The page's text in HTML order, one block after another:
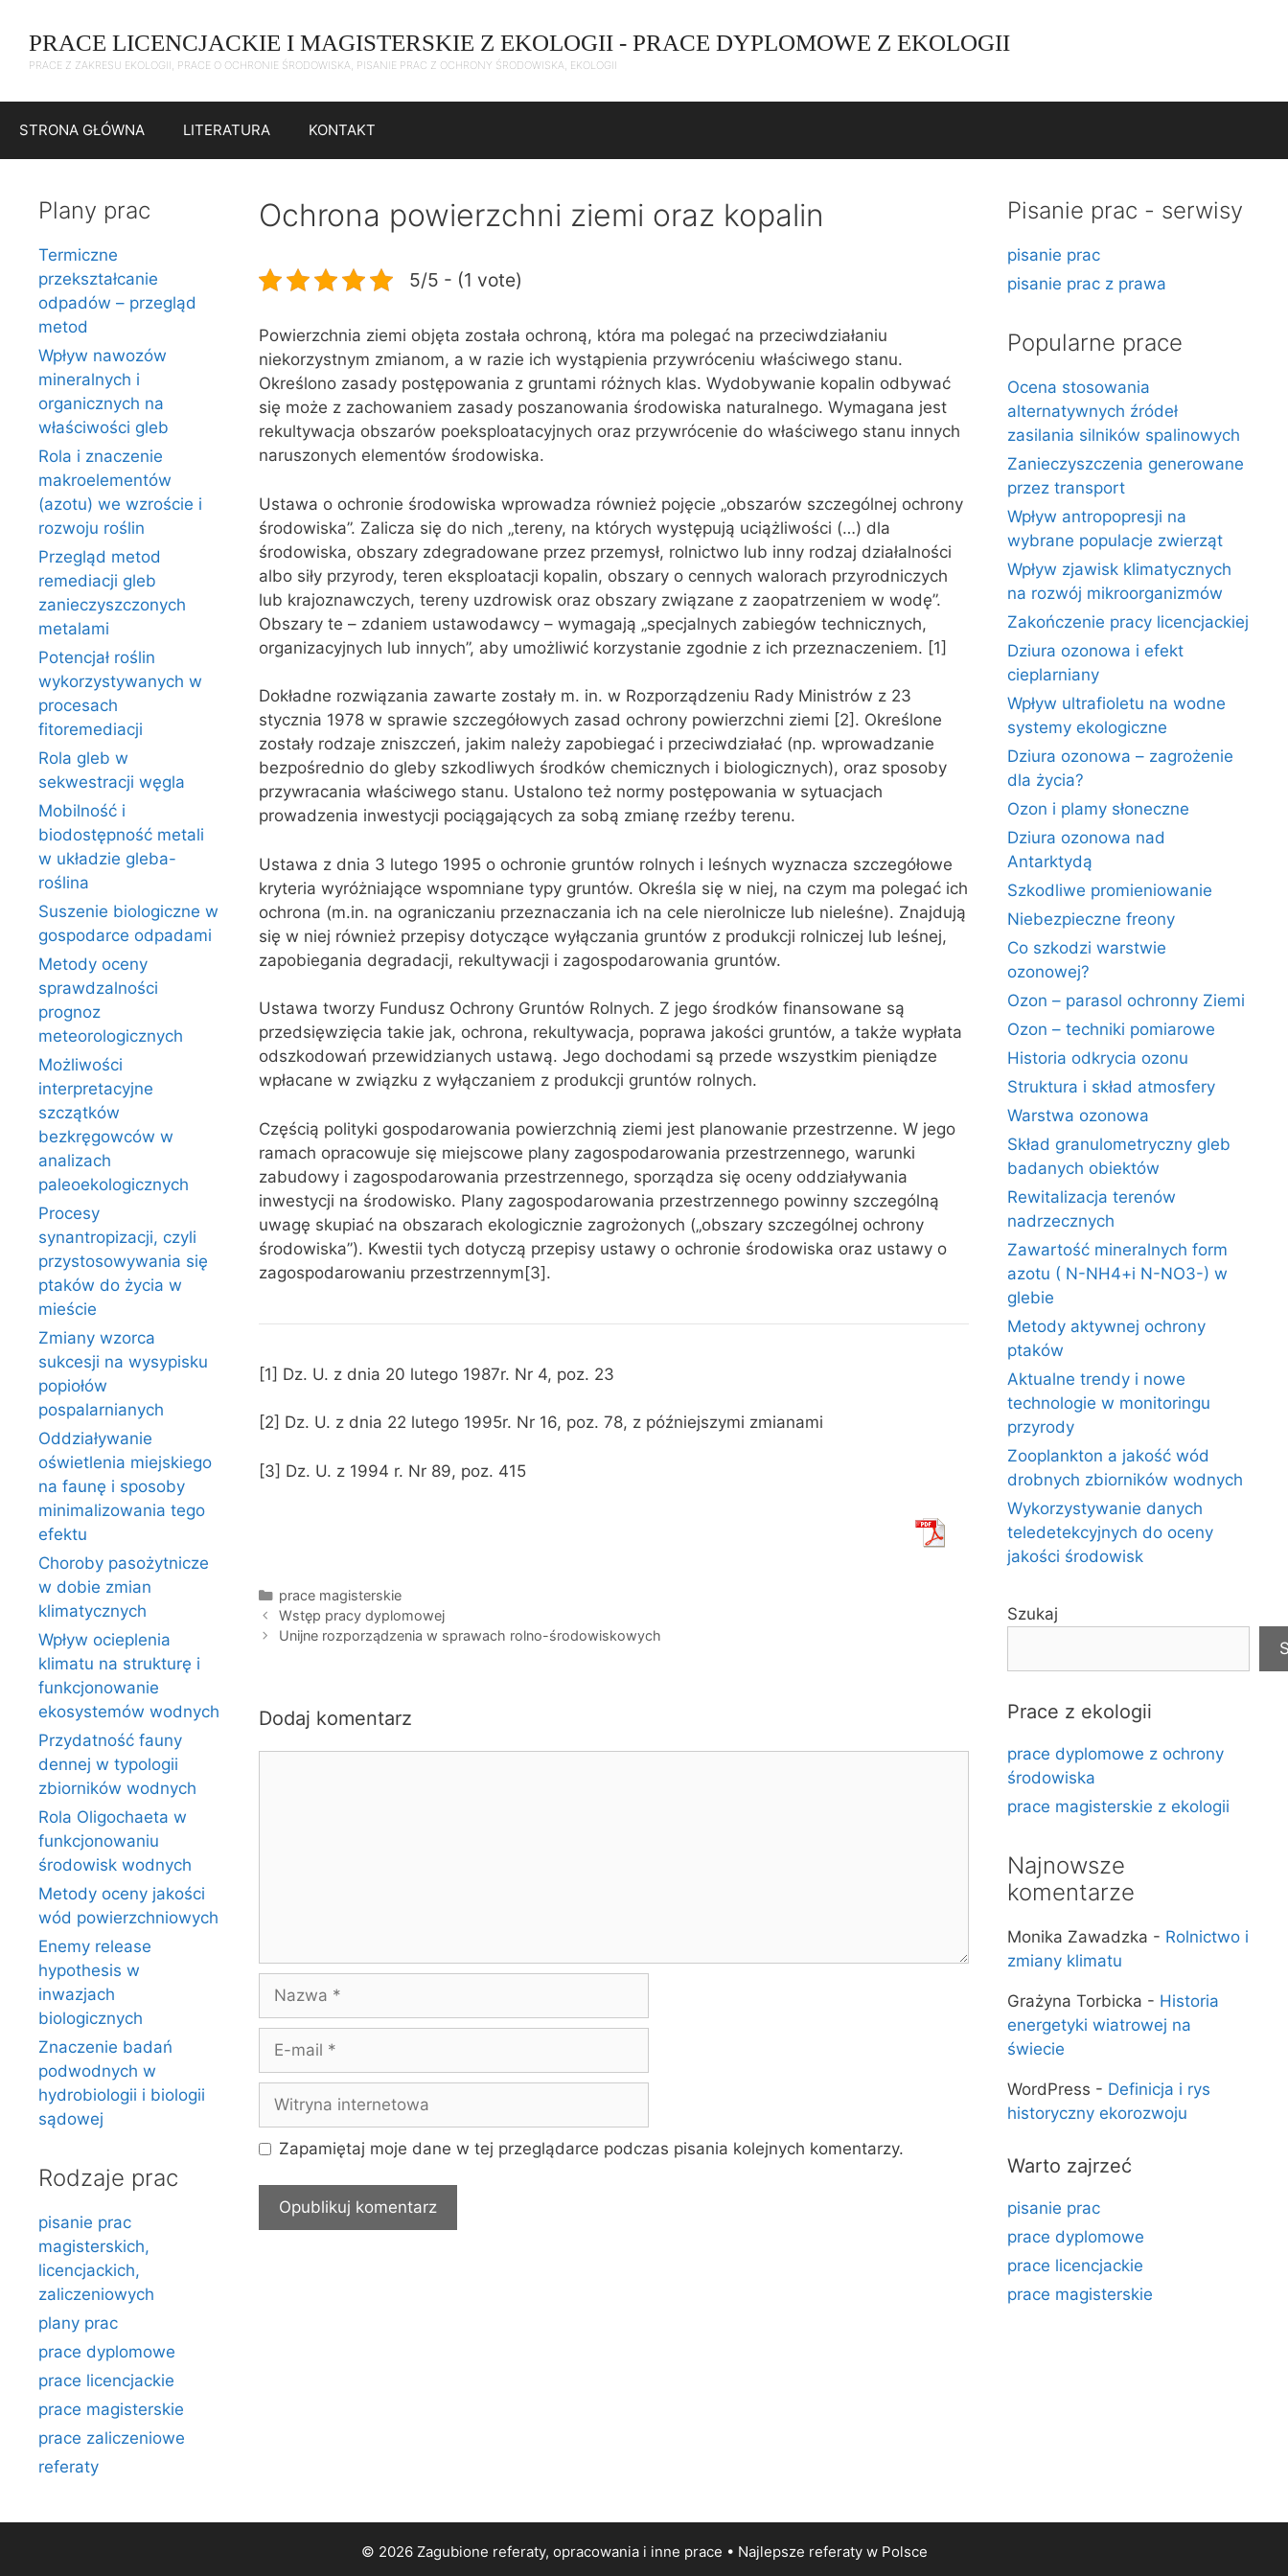
treści
PRACE LICENCJACKIE I MAGISTERSKIE Z EKOLOGII - PRACE DYPLOMOWE Z EKOLOGII
PRACE Z ZAKRESU EKOLOGII, PRACE O OCHRONIE ŚRODOWISKA, PISANIE PRAC Z OCHRONY ŚRODOWISKA, EKOLOGII
STRONA GŁÓWNA LITERATURA KONTAKT
Ochrona powierzchni ziemi oraz kopalin
5/5 - (1 vote)
Powierzchnia ziemi objęta została ochroną, która ma polegać na przeciwdziałaniu
niekorzystnym zmianom, a w razie ich wystąpienia przywróceniu właściwego stanu.
Określono zasady postępowania z gruntami różnych klas. Wydobywanie kopalin odbywać
się może z zachowaniem zasady poszanowania środowiska naturalnego. Wymagana jest
rekultywacja obszarów poeksploatacyjnych oraz przywrócenie do właściwego stanu innych
naruszonych elementów środowiska.
Ustawa o ochronie środowiska wprowadza również pojęcie „obszarów szczególnej ochrony
środowiska”. Zalicza się do nich „tereny, na których występują uciążliwości (…) dla
środowiska, obszary zdegradowane przez przemysł, rolnictwo lub inny rodzaj działalności
albo siły przyrody, teren eksploatacji kopalin, obszary o cennych walorach przyrodniczych
lub krajoznawczych, tereny uzdrowisk oraz obszary związane z zaopatrzeniem w wodę”.
Obszary te – zdaniem ustawodawcy – wymagają „specjalnych zabiegów technicznych,
organizacyjnych lub innych”, aby umożliwić korzystanie zgodnie z ich przeznaczeniem. [1]
Dokładne rozwiązania zawarte zostały m. in. w Rozporządzeniu Rady Ministrów z 23
stycznia 1978 w sprawie szczegółowych zasad ochrony powierzchni ziemi [2]. Określone
zostały rodzaje zniszczeń, jakim należy zapobiegać i przeciwdziałać (np. wprowadzanie
bezpośrednio do gleby szkodliwych środków chemicznych i biologicznych), oraz sposoby
przywracania właściwego stanu. Ustalono też normy postępowania w sytuacjach
prowadzenia inwestycji pociągających za sobą zmianę rzeźby terenu.
Ustawa z dnia 3 lutego 1995 o ochronie gruntów rolnych i leśnych wyznacza szczegółowe
kryteria wyróżniające wspomniane typy gruntów. Określa się w niej, na czym ma polegać ich
ochrona (m.in. na ograniczaniu przeznaczania ich na cele nierolnicze lub nieleśne). Znajdują
się w niej również przepisy dotyczące wyłączania gruntów z produkcji rolniczej lub leśnej,
zapobiegania degradacji, rekultywacji i zagospodarowania gruntów.
Ustawa tworzy Fundusz Ochrony Gruntów Rolnych. Z jego środków finansowane są
przedsięwzięcia takie jak, ochrona, rekultywacja, poprawa jakości gruntów, a także wypłata
odszkodowań przewidzianych ustawą. Jego dochodami są przede wszystkim pieniądze
wpłacane w związku z wyłączaniem z produkcji gruntów rolnych.
Częścią polityki gospodarowania powierzchnią ziemi jest planowanie przestrzenne. W jego
ramach opracowuje się miejscowe plany zagospodarowania przestrzennego, warunki
zabudowy i zagospodarowania przestrzennego, sporządza się oceny oddziaływania
inwestycji na środowisko. Plany zagospodarowania przestrzennego powinny szczególną
uwagę skupiać na obszarach ekologicznie zagrożonych („obszary szczególnej ochrony
środowiska”). Kwestii tych dotyczą przepisy ustawy o ochronie środowiska oraz ustawy o
zagospodarowaniu przestrzennym[3].
[1] Dz. U. z dnia 20 lutego 1987r. Nr 4, poz. 23
[2] Dz. U. z dnia 22 lutego 1995r. Nr 16, poz. 78, z późniejszymi zmianami
[3] Dz. U. z 1994 r. Nr 89, poz. 415
Kategorie
prace magisterskie
Wstęp pracy dyplomowej
Unijne rozporządzenia w sprawach rolno-środowiskowych
Dodaj komentarz
mail
internetowa
Zapamiętaj moje dane w tej przeglądarce podczas pisania kolejnych komentarzy.
Plany prac
Termiczne
przekształcanie
odpadów – przegląd
metod
Wpływ nawozów
mineralnych i
organicznych na
właściwości gleb
Rola i znaczenie
makroelementów
(azotu) we wzroście i
rozwoju roślin
Przegląd metod
remediacji gleb
zanieczyszczonych
metalami
Potencjał roślin
wykorzystywanych w
procesach
fitoremediacji
Rola gleb w
sekwestracji węgla
Mobilność i
biodostępność metali
w układzie gleba-
roślina
Suszenie biologiczne w
gospodarce odpadami
Metody oceny
sprawdzalności
prognoz
meteorologicznych
Możliwości
interpretacyjne
szczątków
bezkręgowców w
analizach
paleoekologicznych
Procesy
synantropizacji, czyli
przystosowywania się
ptaków do życia w
mieście
Zmiany wzorca
sukcesji na wysypisku
popiołów
pospalarnianych
Oddziaływanie
oświetlenia miejskiego
na faunę i sposoby
minimalizowania tego
efektu
Choroby pasożytnicze
w dobie zmian
klimatycznych
Wpływ ocieplenia
klimatu na strukturę i
funkcjonowanie
ekosystemów wodnych
Przydatność fauny
dennej w typologii
zbiorników wodnych
Rola Oligochaeta w
funkcjonowaniu
środowisk wodnych
Metody oceny jakości
wód powierzchniowych
Enemy release
hypothesis w
inwazjach
biologicznych
Znaczenie badań
podwodnych w
hydrobiologii i biologii
sądowej
Rodzaje prac
pisanie prac
magisterskich,
licencjackich,
zaliczeniowych
plany prac
prace dyplomowe
prace licencjackie
prace magisterskie
prace zaliczeniowe
referaty
Pisanie prac - serwisy
pisanie prac
pisanie prac z prawa
Popularne prace
Ocena stosowania
alternatywnych źródeł
zasilania silników spalinowych
Zanieczyszczenia generowane
przez transport
Wpływ antropopresji na
wybrane populacje zwierząt
Wpływ zjawisk klimatycznych
na rozwój mikroorganizmów
Zakończenie pracy licencjackiej
Dziura ozonowa i efekt
cieplarniany
Wpływ ultrafioletu na wodne
systemy ekologiczne
Dziura ozonowa – zagrożenie
dla życia?
Ozon i plamy słoneczne
Dziura ozonowa nad
Antarktydą
Szkodliwe promieniowanie
Niebezpieczne freony
Co szkodzi warstwie
ozonowej?
Ozon – parasol ochronny Ziemi
Ozon – techniki pomiarowe
Historia odkrycia ozonu
Struktura i skład atmosfery
Warstwa ozonowa
Skład granulometryczny gleb
badanych obiektów
Rewitalizacja terenów
nadrzecznych
Zawartość mineralnych form
azotu ( N-NH4+i N-NO3-) w
glebie
Metody aktywnej ochrony
ptaków
Aktualne trendy i nowe
technologie w monitoringu
przyrody
Zooplankton a jakość wód
drobnych zbiorników wodnych
Wykorzystywanie danych
teledetekcyjnych do oceny
jakości środowisk
Szukaj
Prace z ekologii
prace dyplomowe z ochrony
środowiska
prace magisterskie z ekologii
Najnowsze
komentarze
Monika Zawadzka - Rolnictwo i
zmiany klimatu
Grażyna Torbicka - Historia
energetyki wiatrowej na
świecie
WordPress - Definicja i rys
historyczny ekorozwoju
Warto zajrzeć
pisanie prac
prace dyplomowe
prace licencjackie
prace magisterskie
© 2026 Zagubione referaty, opracowania i inne prace • Najlepsze referatyw Polsce